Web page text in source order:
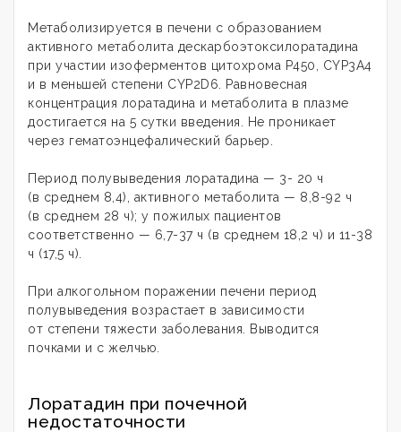
Метаболизируется в печени с образованием
активного метаболита дескарбоэтоксилоратадина
при участии изоферментов цитохрома Р450, CYP3A4
и в меньшей степени CYP2D6. Равновесная
концентрация лоратадина и метаболита в плазме
достигается на 5 сутки введения. Не проникает
через гематоэнцефалический барьер.
Период полувыведения лоратадина — 3- 20 ч
(в среднем 8,4), активного метаболита — 8,8-92 ч
(в среднем 28 ч); у пожилых пациентов
соответственно — 6,7-37 ч (в среднем 18,2 ч) и 11-38
ч (17,5 ч).
При алкогольном поражении печени период
полувыведения возрастает в зависимости
от степени тяжести заболевания. Выводится
почками и с желчью.
Лоратадин при почечной
недостаточности